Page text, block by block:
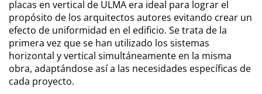
placas en vertical de ULMA era ideal para lograr el
propósito de los arquitectos autores evitando crear un
efecto de uniformidad en el edificio. Se trata de la
primera vez que se han utilizado los sistemas
horizontal y vertical simultáneamente en la misma
obra, adaptándose así a las necesidades específicas de
cada proyecto.